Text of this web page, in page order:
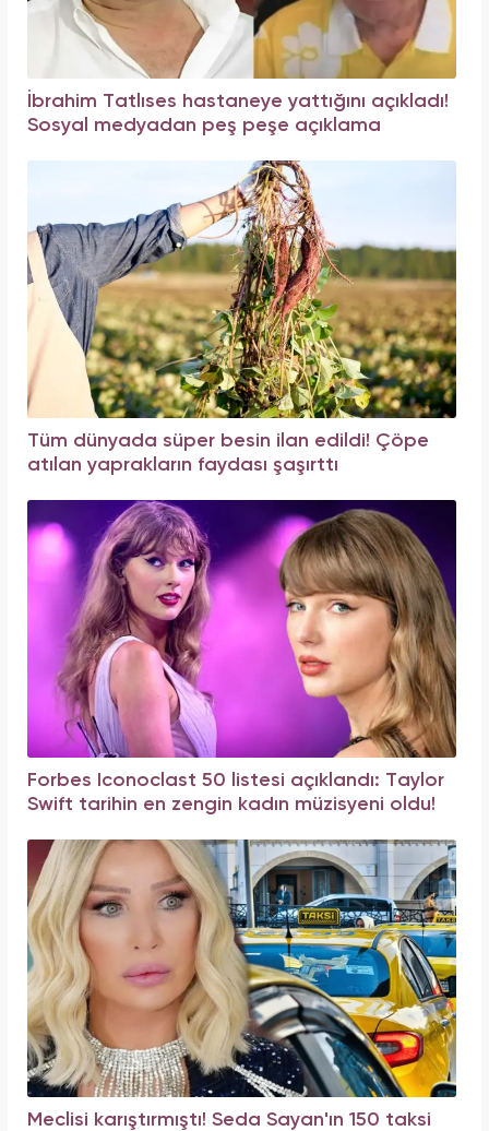
İbrahim Tatlıses hastaneye yattığını açıkladı!
Sosyal medyadan peş peşe açıklama
Tüm dünyada süper besin ilan edildi! Çöpe
atılan yaprakların faydası şaşırttı
Forbes Iconoclast 50 listesi açıklandı: Taylor
Swift tarihin en zengin kadın müzisyeni oldu!
Meclisi karıştırmıştı! Seda Sayan'ın 150 taksi